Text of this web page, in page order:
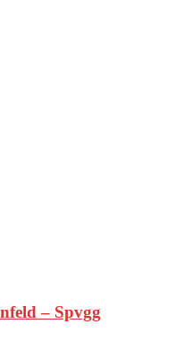
– Spvgg